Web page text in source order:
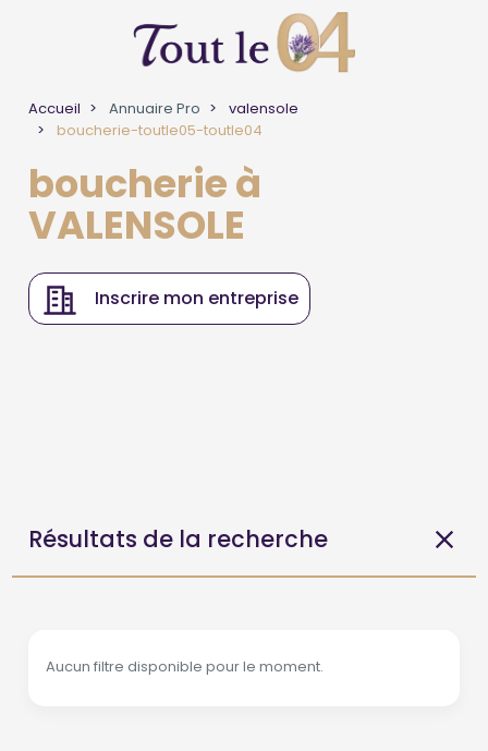
Accueil Annuaire Pro
valensole
boucherie-toutle05-toutle04
boucherie à
VALENSOLE
Inscrire mon entreprise
Résultats de la recherche
Aucun filtre disponible pour le moment.